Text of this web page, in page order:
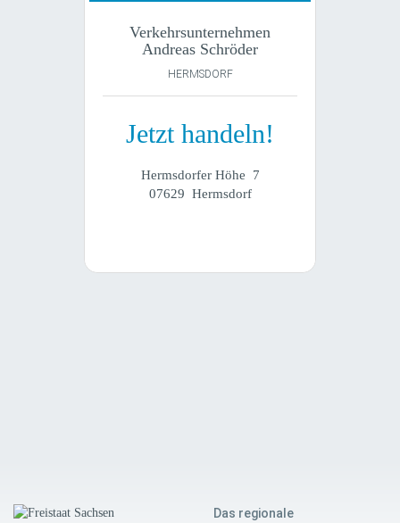
Verkehrsunternehmen
Andreas Schröder
HERMSDORF
Jetzt handeln!
Hermsdorfer Höhe 7
07629 Hermsdorf
Das regionale